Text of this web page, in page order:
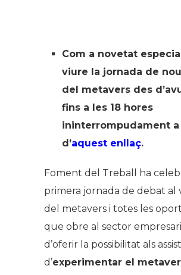
Com a novetat
viure la jornada de
del metavers des
fins a les 18 hores
ininterrompudament a
d’aquest enllaç.
Foment del Treball ha
primera jornada de debat al
del metavers i totes les
que obre al sector
d’oferir la possibilitat als
d’experimentar el